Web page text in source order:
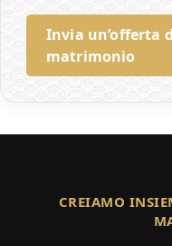
Invia un’offerta
matrimonio
CREIAMO